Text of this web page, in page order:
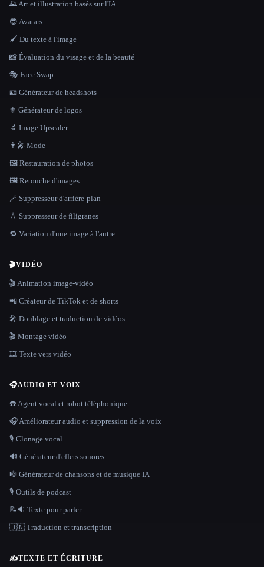
🌄 Art et illustration basés sur l'IA
😎 Avatars
🖌️ Du texte à l'image
📸 Évaluation du visage et de la beauté
🎭 Face Swap
🪪 Générateur de headshots
⚜️ Générateur de logos
🔬 Image Upscaler
👩‍🎤 Mode
🖼️ Restauration de photos
🖼️ Retouche d'images
🪄 Suppresseur d'arrière-plan
💧 Suppresseur de filigranes
🔁 Variation d'une image à l'autre
🎬VIDÉO
🎬 Animation image-vidéo
📲 Créateur de TikTok et de shorts
🎤 Doublage et traduction de vidéos
🎬 Montage vidéo
🎞️ Texte vers vidéo
🎧AUDIO ET VOIX
☎️ Agent vocal et robot téléphonique
🎧 Améliorateur audio et suppression de la voix
🎙️ Clonage vocal
🔊 Générateur d'effets sonores
🎼 Générateur de chansons et de musique IA
🎙️ Outils de podcast
📝🔉 Texte pour parler
🇺🇳 Traduction et transcription
✍️TEXTE ET ÉCRITURE